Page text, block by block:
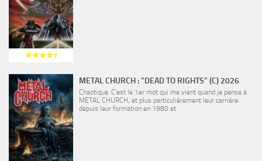
METAL CHURCH : "DEAD TO RIGHTS" (C) 2026
Chaotique. C’est le 1er mot qui me vient quand je pense à
METAL CHURCH, et plus particulièrement leur carrière
depuis leur formation en 1980 et